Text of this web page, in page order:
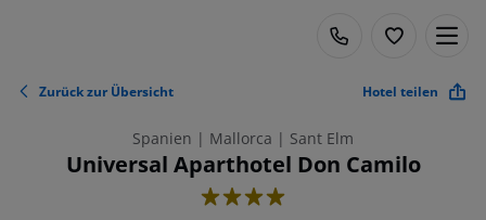
Zurück zur Übersicht Hotel teilen
Spanien | Mallorca | Sant Elm
Universal Aparthotel Don Camilo
4